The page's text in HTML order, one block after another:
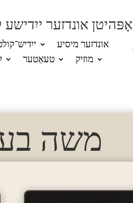
אָפּהיטן אונדזער ייִדישע
אונדזער מיסיע
מוזיק
טעאַטער
משה